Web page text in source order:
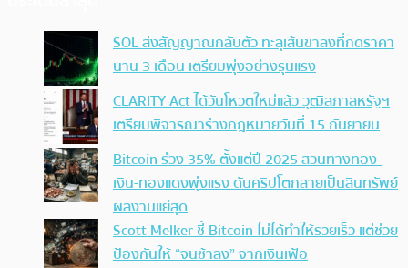
SOL ส่งสัญญาณกลับตัว ทะลุเส้นขาลงที่กดราคา
นาน 3 เดือน เตรียมพุ่งอย่างรุนแรง
CLARITY Act ได้วันโหวตใหม่แล้ว วุฒิสภาสหรัฐฯ
เตรียมพิจารณาร่างกฎหมายวันที่ 15 กันยายน
Bitcoin ร่วง 35% ตั้งแต่ปี 2025 สวนทางทอง-
เงิน-ทองแดงพุ่งแรง ดันคริปโตกลายเป็นสินทรัพย์
ผลงานแย่สุด
Scott Melker ชี้ Bitcoin ไม่ได้ทำให้รวยเร็ว แต่ช่วย
ป้องกันให้ “จนช้าลง” จากเงินเฟ้อ